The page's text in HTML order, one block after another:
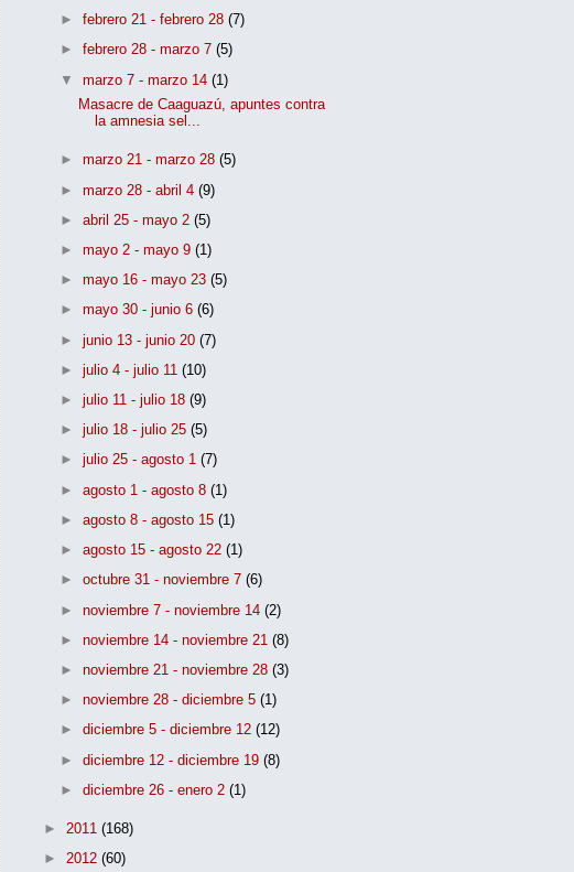
►febrero 21 - febrero 28(7)
►febrero 28 - marzo 7(5)
▼marzo 7 - marzo 14(1)
Masacre de Caaguazú, apuntes contra
la amnesia sel...
►marzo 21 - marzo 28(5)
►marzo 28 - abril 4(9)
►abril 25 - mayo 2(5)
►mayo 2 - mayo 9(1)
►mayo 16 - mayo 23(5)
►mayo 30 - junio 6(6)
►junio 13 - junio 20(7)
►julio 4 - julio 11(10)
►julio 11 - julio 18(9)
►julio 18 - julio 25(5)
►julio 25 - agosto 1(7)
►agosto 1 - agosto 8(1)
►agosto 8 - agosto 15(1)
►agosto 15 - agosto 22(1)
►octubre 31 - noviembre 7(6)
►noviembre 7 - noviembre 14(2)
►noviembre 14 - noviembre 21(8)
►noviembre 21 - noviembre 28(3)
►noviembre 28 - diciembre 5(1)
►diciembre 5 - diciembre 12(12)
►diciembre 12 - diciembre 19(8)
►diciembre 26 - enero 2(1)
► 2011 (168)
► 2012 (60)